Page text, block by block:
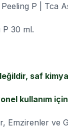
P | Tca
P 30 ml.
saf
kullanım
Emzirenler ve